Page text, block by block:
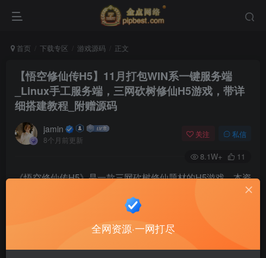
首页 下载专区 游戏源码 正文
【悟空修仙传H5】11月打包WIN系一键服务端
_Linux手工服务端，三网砍树修仙H5游戏，带详
细搭建教程_附赠源码
jamin
8个月前更新
关注 私信
8.1W+ 11
《悟空修仙传H5》是一款三网砍树修仙题材的H5游戏。本资
源11月打包，提供Windows一键端和Linux手工端，附带详细
搭建教程，并附赠游戏源码。
全网资源·一网打尽